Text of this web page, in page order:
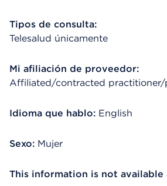
Tipos de consulta:
Telesalud únicamente
Mi afiliación de proveedor:
Affiliated/contracted practitioner/
Idioma que hablo: English
Sexo: Mujer
This information is not available